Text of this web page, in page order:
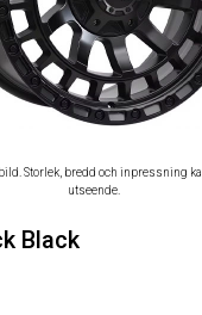
Storlek, bredd och inpressning
utseende.
Black